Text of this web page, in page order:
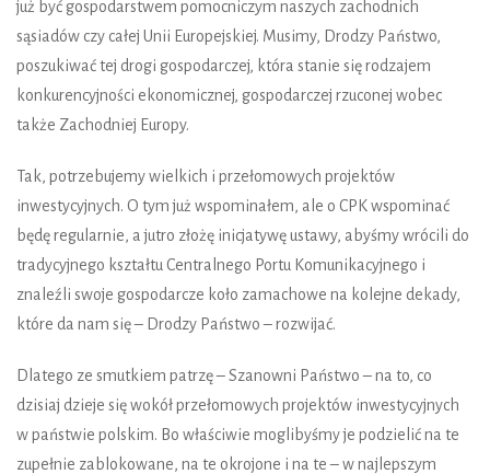
już być gospodarstwem pomocniczym naszych zachodnich
sąsiadów czy całej Unii Europejskiej. Musimy, Drodzy Państwo,
poszukiwać tej drogi gospodarczej, która stanie się rodzajem
konkurencyjności ekonomicznej, gospodarczej rzuconej wobec
także Zachodniej Europy.
Tak, potrzebujemy wielkich i przełomowych projektów
inwestycyjnych. O tym już wspominałem, ale o CPK wspominać
będę regularnie, a jutro złożę inicjatywę ustawy, abyśmy wrócili do
tradycyjnego kształtu Centralnego Portu Komunikacyjnego i
znaleźli swoje gospodarcze koło zamachowe na kolejne dekady,
które da nam się – Drodzy Państwo – rozwijać.
Dlatego ze smutkiem patrzę – Szanowni Państwo – na to, co
dzisiaj dzieje się wokół przełomowych projektów inwestycyjnych
w państwie polskim. Bo właściwie moglibyśmy je podzielić na te
zupełnie zablokowane, na te okrojone i na te – w najlepszym